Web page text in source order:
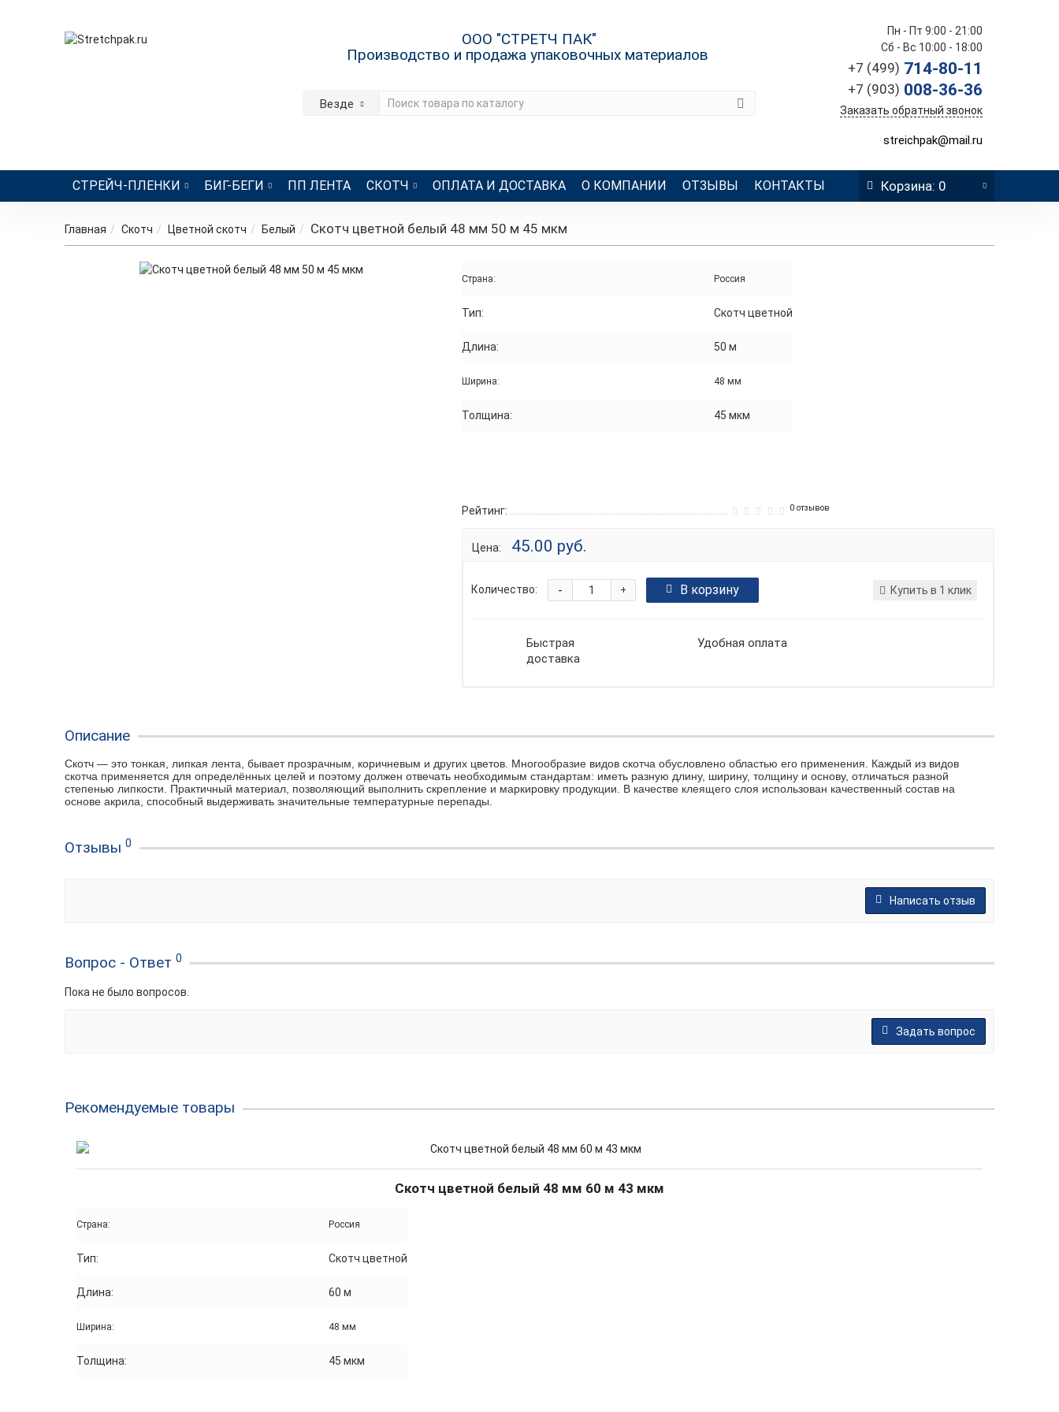
ООО "СТРЕТЧ ПАК"
Производство и продажа упаковочных материалов
Везде
Пн - Пт 9:00 - 21:00
Сб - Вс 10:00 - 18:00
+7 (499) 714-80-11
+7 (903) 008-36-36
Заказать обратный звонок
streichpak@mail.ru
СТРЕЙЧ-ПЛЕНКИ БИГ-БЕГИ ПП ЛЕНТА СКОТЧ ОПЛАТА И ДОСТАВКА О КОМПАНИИ ОТЗЫВЫ КОНТАКТЫ Корзина: 0
Главная Скотч Цветной скотч Белый Скотч цветной белый 48 мм 50 м 45 мкм
Страна: Россия
Тип: Скотч цветной
Длина: 50 м
Ширина: 48 мм
Толщина: 45 мкм
Рейтинг: 0 отзывов
Цена: 45.00 руб.
Количество: +
- В корзину Купить в 1 клик
Быстрая
доставка
Удобная оплата
Описание
Скотч — это тонкая, липкая лента, бывает прозрачным, коричневым и других цветов. Многообразие видов скотча обусловлено областью его применения. Каждый из видов
скотча применяется дляопределённых целей и поэтому должен отвечать необходимым стандартам: иметь разную длину, ширину, толщину и основу, отличаться разной
степенью липкости. Практичный материал, позволяющий выполнить скрепление и маркировку продукции. В качестве клеящего слоя использован качественный состав на
основе акрила, способный выдерживать значительные температурные перепады.
Отзывы0
Написать отзыв
Вопрос - Ответ0
Пока не было вопросов.
Задать вопрос
Рекомендуемые товары
Скотч цветной белый 48 мм 60 м 43 мкм
Страна: Россия
Тип: Скотч цветной
Длина: 60 м
Ширина: 48 мм
Толщина: 45 мкм